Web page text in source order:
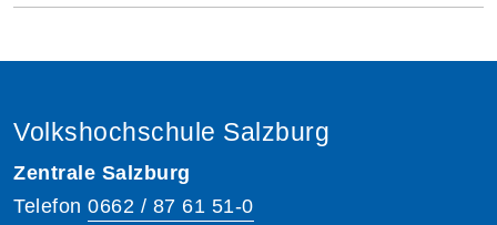
Volkshochschule Salzburg
Zentrale Salzburg
Telefon 0662 / 87 61 51-0